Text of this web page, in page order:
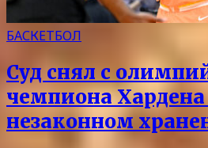
БАСКЕТБОЛ
Суд снял с
чемпиона
незаконном